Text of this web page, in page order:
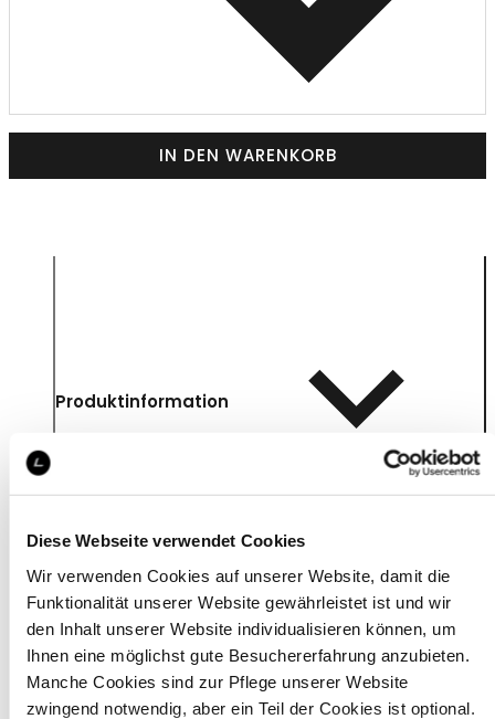
Diese Webseite verwendet Cookies
Wir verwenden Cookies auf unserer Website, damit die
Funktionalität unserer Website gewährleistet ist und wir
den Inhalt unserer Website individualisieren können, um
Ihnen eine möglichst gute Besuchererfahrung anzubieten.
Manche Cookies sind zur Pflege unserer Website
zwingend notwendig, aber ein Teil der Cookies ist optional.
IN DEN WARENKORB
Produktinformation